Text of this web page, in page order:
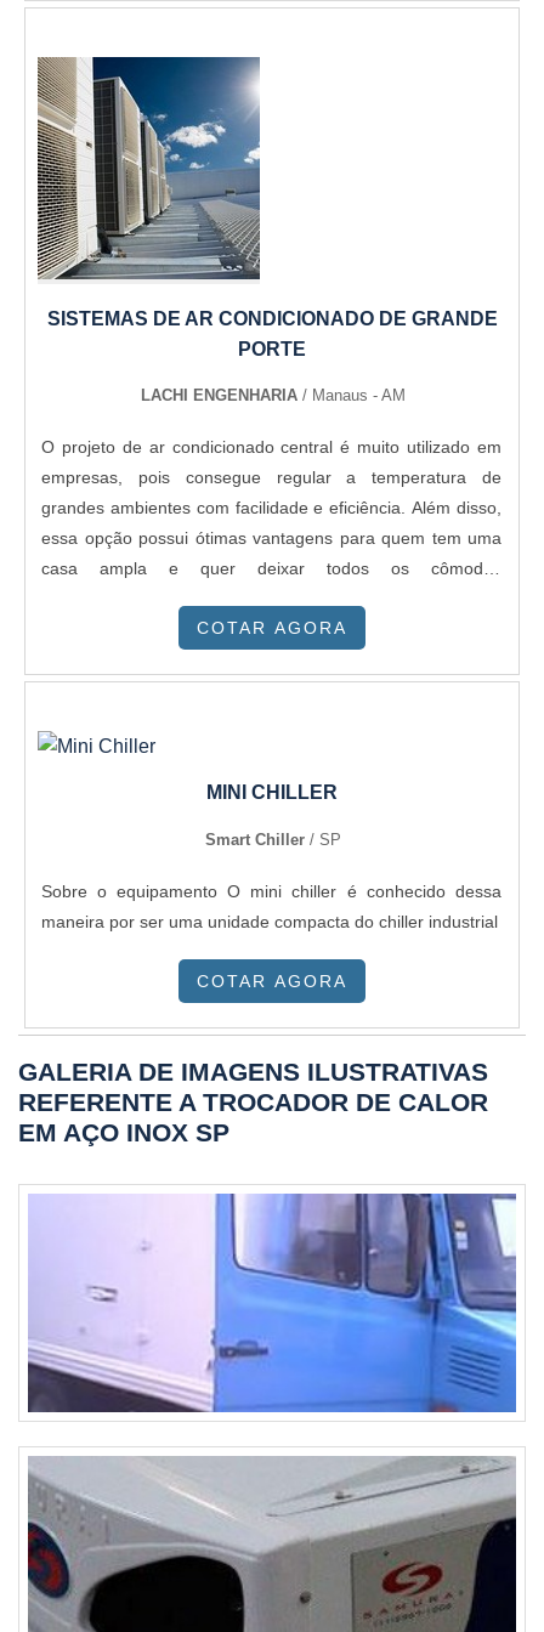
reduzir o risco de congelamento.
SISTEMAS DE AR CONDICIONADO DE GRANDE
PORTE
LACHI ENGENHARIA / Manaus - AM
O projeto de ar condicionado central é muito utilizado em
empresas, pois consegue regular a temperatura de
grandes ambientes com facilidade e eficiência. Além disso,
essa opção possui ótimas vantagens para quem tem uma
casa ampla e quer deixar todos os cômodos
muitos tipos diferentes de sistemas de ar condicionado
tradicional;Sistemas VRF;Split Inverter;Ar-condicionado
portátil;Ar-condicionado de janela;Etc.Este projeto é a base
térmico, eficiência energética e economia. Entretanto, a
também têm importância fundamental para manter o
desempenho dos equipamentos.Com o objetivo de
oferecer serviços exclusivos e com alto padrão de
excelência, a Lachi Engenharia foca em entendimento
personalizado e tecnologia, propiciando aos clientes um
uma equipe formada por profissionais com ampla
experiência, a empresa está apta a desenvolver e
acompanhar projetos desde a etapa de planejamento até
condicionadoA LACHI ENGENHARIA LTDA é uma empresa
especializada em sistemas de ar condicionado de grande
porte, tendo como objetivo o conforto ambiental no que se
refere à temperatura e a qualidade do ar. A empresa busca
sempre a premissa do melhor custo benefício para o
cliente, sempre comprometida com os prazos e a qualidade
dos serviços que prestamos. Solicite já um orçamento!.
COTAR AGORA
MINI CHILLER
Smart Chiller / SP
Sobre o equipamento O mini chiller é conhecido dessa
maneira por ser uma unidade compacta do chiller industrial
COTAR AGORA
GALERIA DE IMAGENS ILUSTRATIVAS
REFERENTE A TROCADOR DE CALOR
EM AÇO INOX SP